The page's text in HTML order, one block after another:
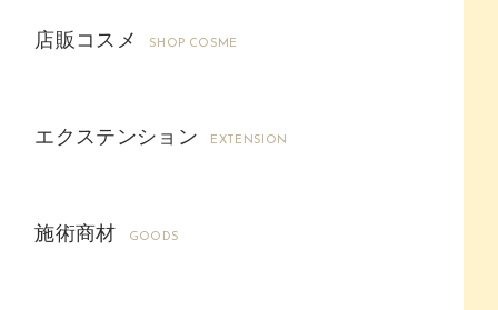
店販コスメ SHOP COSME
エクステンション EXTENSION
施術商材 GOODS